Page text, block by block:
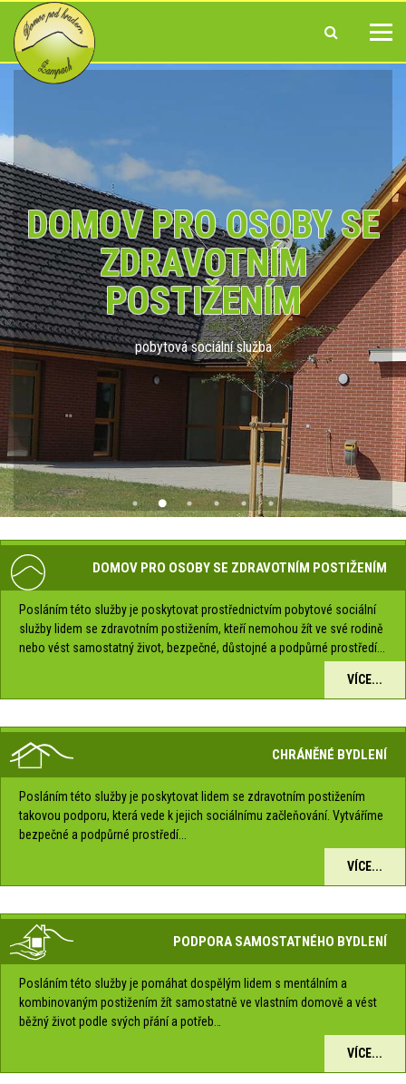
DOMOV PRO OSOBY SE
ZDRAVOTNÍM
POSTIŽENÍM
pobytová sociální služba
DOMOV PRO OSOBY SE ZDRAVOTNÍM POSTIŽENÍM
Posláním této služby je poskytovat prostřednictvím pobytové sociální
služby lidem se zdravotním postižením, kteří nemohou žít ve své rodině
nebo vést samostatný život, bezpečné, důstojné a podpůrné prostředí...
VÍCE...
CHRÁNĚNÉ BYDLENÍ
Posláním této služby je poskytovat lidem se zdravotním postižením
takovou podporu, která vede k jejich sociálnímu začleňování. Vytváříme
bezpečné a podpůrné prostředí...
VÍCE...
PODPORA SAMOSTATNÉHO BYDLENÍ
Posláním této služby je pomáhat dospělým lidem s mentálním a
kombinovaným postižením žít samostatně ve vlastním domově a vést
běžný život podle svých přání a potřeb…
VÍCE...